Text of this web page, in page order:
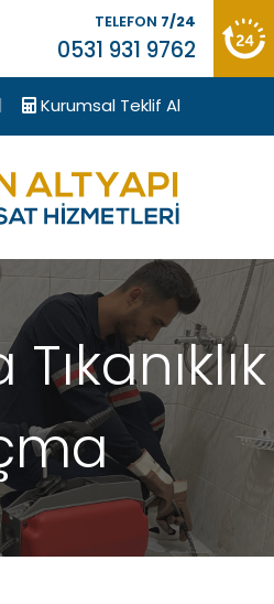
| Kurumsal Teklif Al
TELEFON 7/24
0531 931 9762